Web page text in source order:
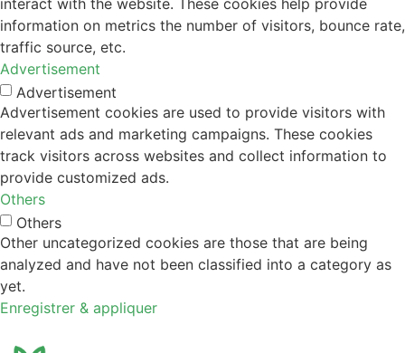
information on metrics the number of visitors, bounce rate,
traffic source, etc.
Advertisement
Advertisement
Advertisement cookies are used to provide visitors with
relevant ads and marketing campaigns. These cookies
track visitors across websites and collect information to
provide customized ads.
Others
Others
Other uncategorized cookies are those that are being
analyzed and have not been classified into a category as
yet.
Enregistrer & appliquer